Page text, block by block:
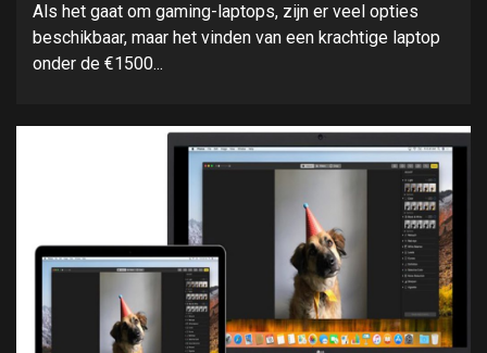
Als het gaat om gaming-laptops, zijn er veel opties
beschikbaar, maar het vinden van een krachtige laptop
onder de €1500...